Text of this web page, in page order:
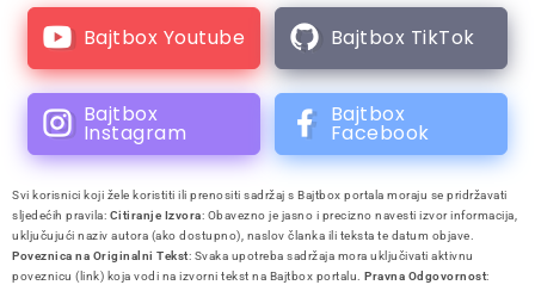
Bajtbox Youtube Bajtbox TikTok
Bajtbox
Instagram
Bajtbox
Facebook
Svi korisnici koji žele koristiti ili prenositi sadržaj s Bajtbox portala moraju se pridržavati
sljedećih pravila: Citiranje Izvora: Obavezno je jasno i precizno navesti izvor informacija,
uključujući naziv autora (ako dostupno), naslov članka ili teksta te datum objave.
Poveznica na Originalni Tekst: Svaka upotreba sadržaja mora uključivati aktivnu
poveznicu (link) koja vodi na izvorni tekst na Bajtbox portalu. Pravna Odgovornost: